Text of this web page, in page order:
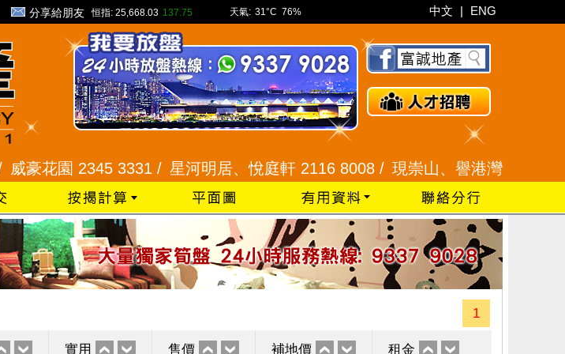
分享給朋友 恒指: 25,668.03 137.75 天氣: 31°C 76% 中文 | ENG
花園 2345 3331 /星河明居、悅庭軒 2116 8008 /現崇山、譽港灣 2345 9926 /
1
實用 售價 補地價 租金